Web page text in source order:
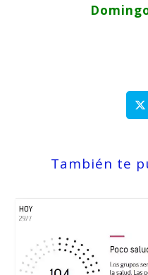
También te